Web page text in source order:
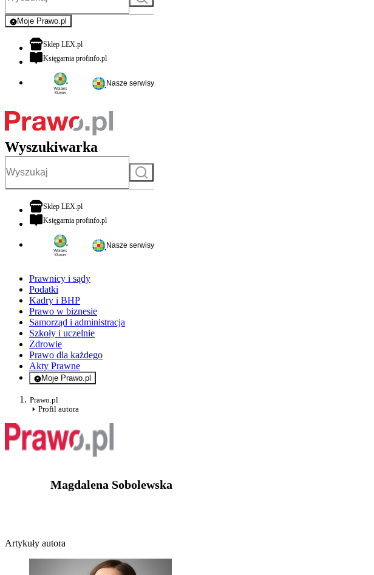
Moje Prawo.pl
- rejestracja i logowanie do serwisu
Sklep LEX.plotwiera się w nowej karcie
Księgarnia profinfo.plotwiera się w nowej karcie
Nasze serwisy
Wyszukiwarka
Szukaj
Sklep LEX.plotwiera się w nowej karcie
Księgarnia profinfo.plotwiera się w nowej karcie
Nasze serwisy
Prawnicy i sądy
Podatki
Kadry i BHP
Prawo w biznesie
Samorząd i administracja
Szkoły i uczelnie
Zdrowie
Prawo dla każdego
Akty Prawne
Moje Prawo.pl
- rejestracja i logowanie do serwisu
Prawo.pl
Profil autora
Magdalena Sobolewska
Artykuły autora